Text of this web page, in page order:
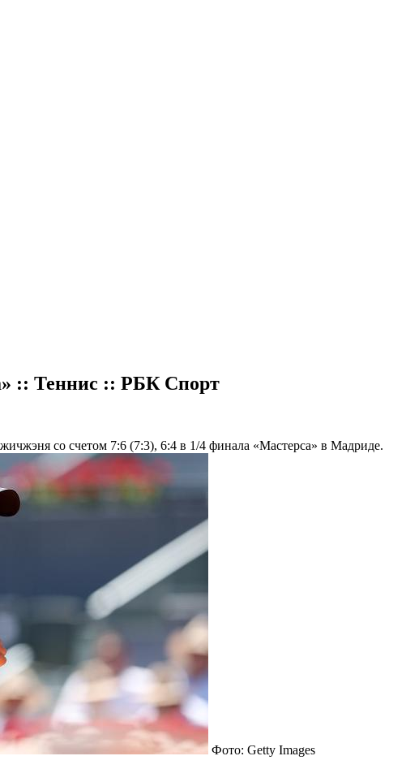
:: Теннис :: РБК Спорт
со счетом 7:6 (7:3), 6:4 в 1/4 финала «Мастерса» в Мадриде.
Фото: Getty Images